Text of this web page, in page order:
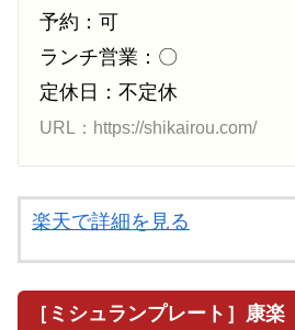
予約：可
ランチ営業：〇
定休日：不定休
URL：https://shikairou.com/
楽天で詳細を見る
［ミシュランプレート］康楽